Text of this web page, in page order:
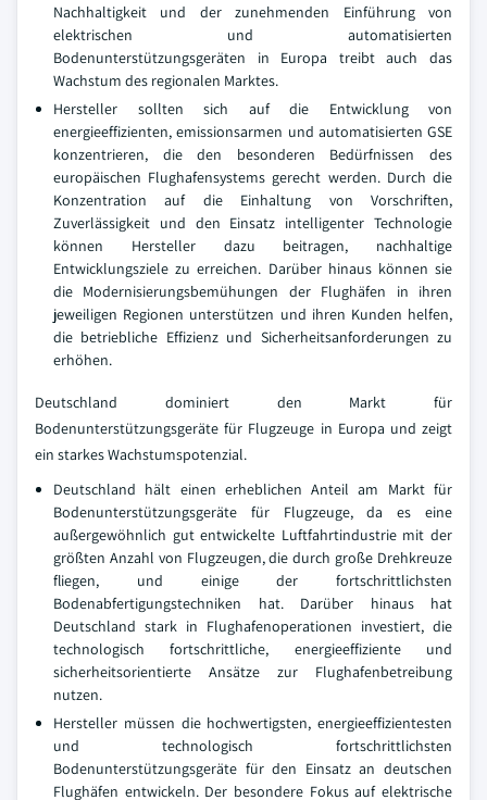
Nachhaltigkeit und der zunehmenden Einführung von
elektrischen und automatisierten
Bodenunterstützungsgeräten in Europa treibt auch das
Wachstum des regionalen Marktes.
Hersteller sollten sich auf die Entwicklung von
energieeffizienten, emissionsarmen und automatisierten GSE
konzentrieren, die den besonderen Bedürfnissen des
europäischen Flughafensystems gerecht werden. Durch die
Konzentration auf die Einhaltung von Vorschriften,
Zuverlässigkeit und den Einsatz intelligenter Technologie
können Hersteller dazu beitragen, nachhaltige
Entwicklungsziele zu erreichen. Darüber hinaus können sie
die Modernisierungsbemühungen der Flughäfen in ihren
jeweiligen Regionen unterstützen und ihren Kunden helfen,
die betriebliche Effizienz und Sicherheitsanforderungen zu
erhöhen.
Deutschland dominiert den Markt für
Bodenunterstützungsgeräte für Flugzeuge in Europa und zeigt
ein starkes Wachstumspotenzial.
Deutschland hält einen erheblichen Anteil am Markt für
Bodenunterstützungsgeräte für Flugzeuge, da es eine
außergewöhnlich gut entwickelte Luftfahrtindustrie mit der
größten Anzahl von Flugzeugen, die durch große Drehkreuze
fliegen, und einige der fortschrittlichsten
Bodenabfertigungstechniken hat. Darüber hinaus hat
Deutschland stark in Flughafenoperationen investiert, die
technologisch fortschrittliche, energieeffiziente und
sicherheitsorientierte Ansätze zur Flughafenbetreibung
nutzen.
Hersteller müssen die hochwertigsten, energieeffizientesten
und technologisch fortschrittlichsten
Bodenunterstützungsgeräte für den Einsatz an deutschen
Flughäfen entwickeln. Der besondere Fokus auf elektrische